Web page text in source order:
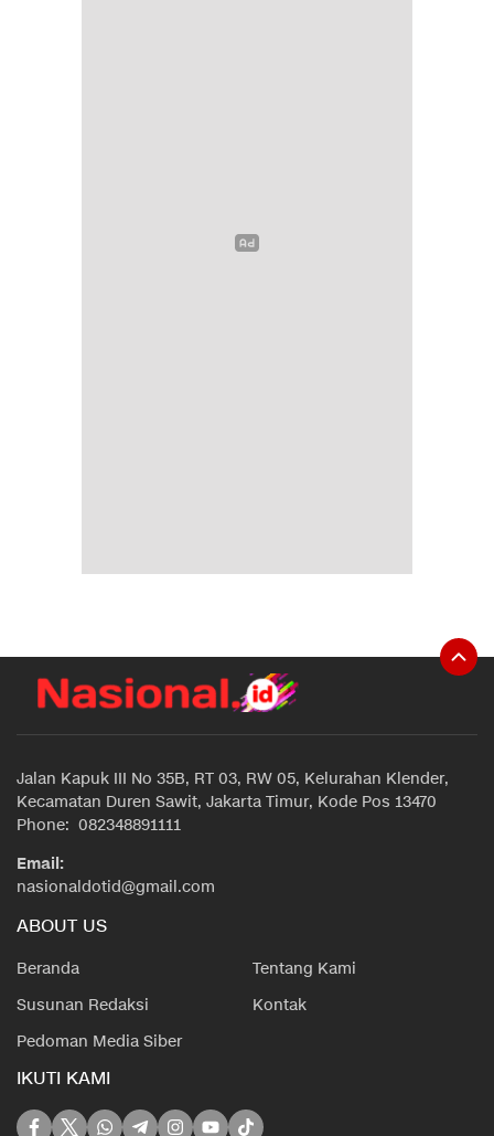
Jalan Kapuk III No 35B, RT 03, RW 05, Kelurahan Klender,
Kecamatan Duren Sawit, Jakarta Timur, Kode Pos 13470
Phone: 082348891111
Email:
nasionaldotid@gmail.com
ABOUT US
Beranda
Tentang Kami
Susunan Redaksi
Kontak
Pedoman Media Siber
IKUTI KAMI